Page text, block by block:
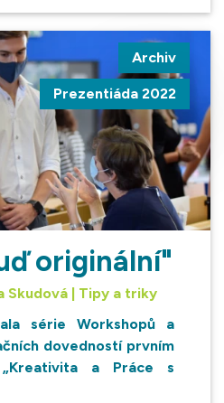
Archiv
Prezentiáda 2022
originální"
Skudová | Tipy a triky
série Workshopů a
dovedností prvním
a Práce s